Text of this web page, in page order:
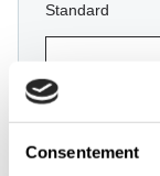
Consentement
Standard
ARTICLE